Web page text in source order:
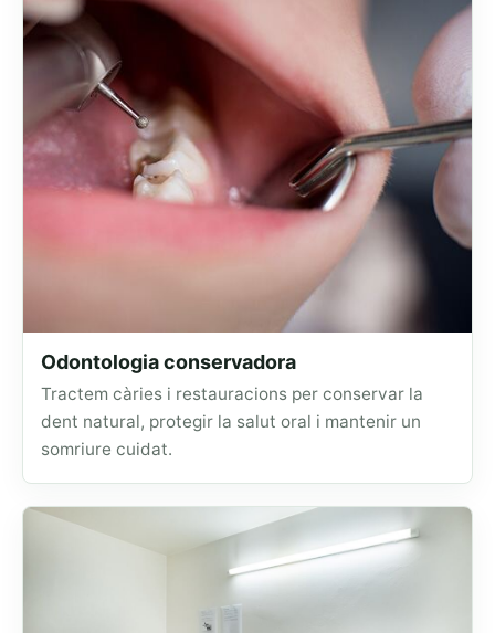
Odontologia conservadora
Tractem càries i restauracions per conservar la
dent natural, protegir la salut oral i mantenir un
somriure cuidat.